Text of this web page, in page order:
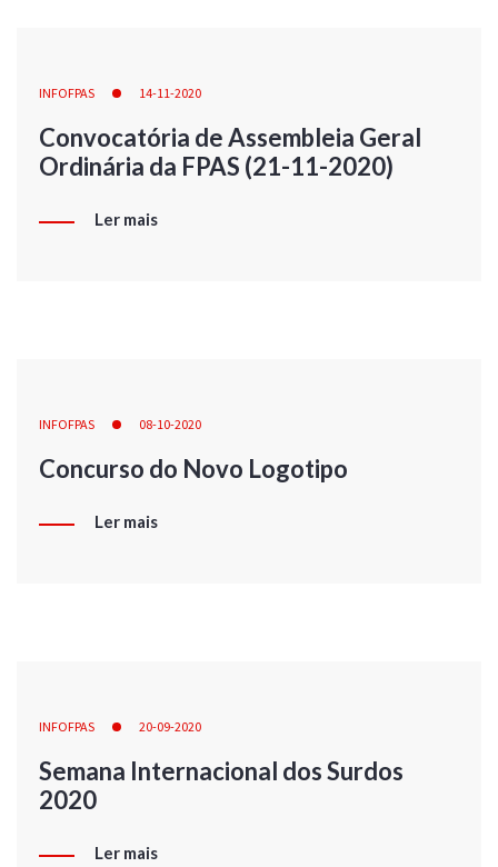
INFOFPAS 14-11-2020
Convocatória de Assembleia Geral
Ordinária da FPAS (21-11-2020)
Ler mais
INFOFPAS 08-10-2020
Concurso do Novo Logotipo
Ler mais
INFOFPAS 20-09-2020
Semana Internacional dos Surdos
2020
Ler mais